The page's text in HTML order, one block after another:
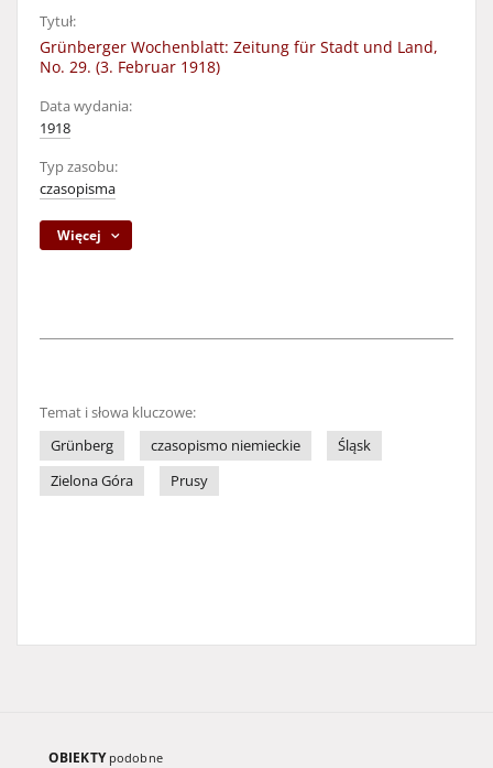
Tytuł:
Grünberger Wochenblatt: Zeitung für Stadt und Land,
No. 29. (3. Februar 1918)
Data wydania:
1918
Typ zasobu:
czasopisma
Więcej
Temat i słowa kluczowe:
Grünberg
czasopismo niemieckie
Śląsk
Zielona Góra
Prusy
OBIEKTY podobne